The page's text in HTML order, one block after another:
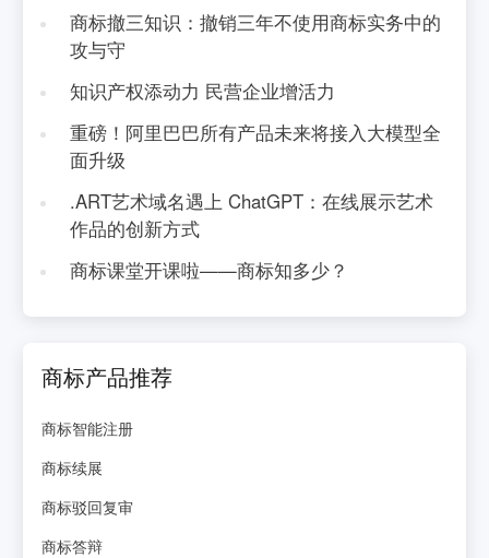
商标撤三知识：撤销三年不使用商标实务中的
攻与守
知识产权添动力 民营企业增活力
重磅！阿里巴巴所有产品未来将接入大模型全
面升级
.ART艺术域名遇上 ChatGPT：在线展示艺术
作品的创新方式
商标课堂开课啦——商标知多少？
商标产品推荐
商标智能注册
商标续展
商标驳回复审
商标答辩